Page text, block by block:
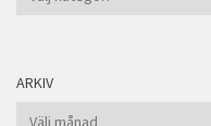
ARKIV
Arkiv